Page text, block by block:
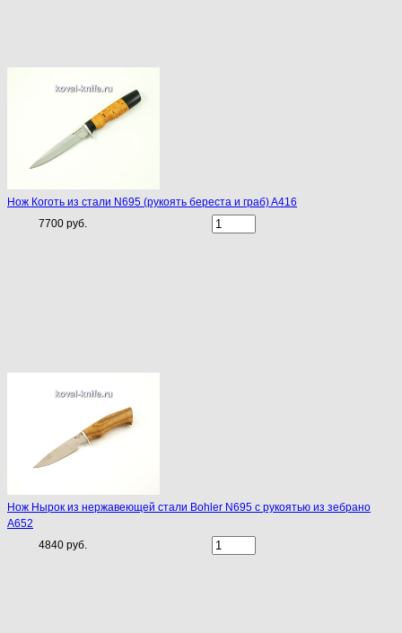
Нож Коготь из стали N695 (рукоять береста и граб) A416
7700 руб.
Нож Нырок из нержавеющей стали Bohler N695 с рукоятью из зебрано
A652
4840 руб.